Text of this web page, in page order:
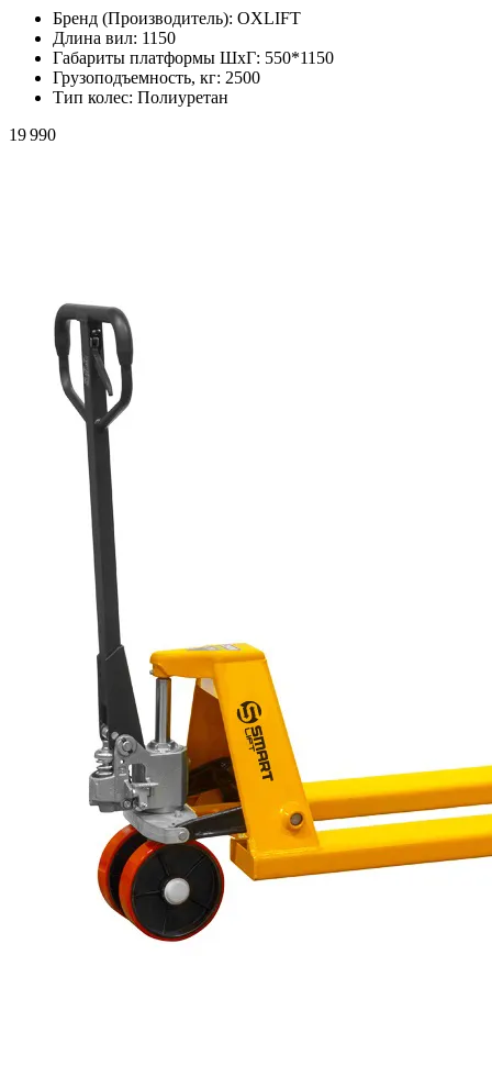
Бренд (Производитель): OXLIFT
Длина вил: 1150
Габариты платформы ШxГ: 550*1150
Грузоподъемность, кг: 2500
Тип колес: Полиуретан
19 990